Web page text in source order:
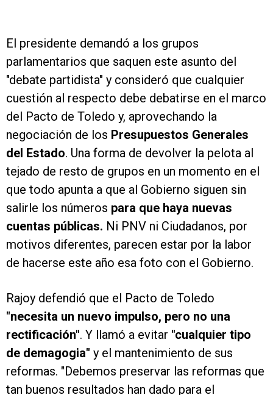
El presidente demandó a los grupos
parlamentarios que saquen este asunto del
"debate partidista" y consideró que cualquier
cuestión al respecto debe debatirse en el marco
del Pacto de Toledo y, aprovechando la
negociación de los Presupuestos Generales
del Estado. Una forma de devolver la pelota al
tejado de resto de grupos en un momento en el
que todo apunta a que al Gobierno siguen sin
salirle los números para que haya nuevas
cuentas públicas. Ni PNV ni Ciudadanos, por
motivos diferentes, parecen estar por la labor
de hacerse este año esa foto con el Gobierno.
Rajoy defendió que el Pacto de Toledo
"necesita un nuevo impulso, pero no una
rectificación". Y llamó a evitar "cualquier tipo
de demagogia" y el mantenimiento de sus
reformas. "Debemos preservar las reformas que
tan buenos resultados han dado para el